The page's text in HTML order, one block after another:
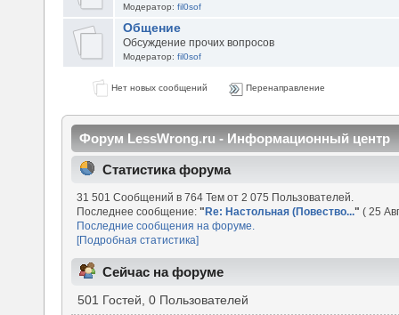
Модератор: fil0sof
Общение
Обсуждение прочих вопросов
Модератор: fil0sof
Нет новых сообщений Перенаправление
Форум LessWrong.ru - Информационный центр
Статистика форума
31 501 Сообщений в 764 Тем от 2 075 Пользователей.
Последнее сообщение:"Re: Настольная (Повество..." ( 25
Последние сообщения на форуме.
[Подробная статистика]
Сейчас на форуме
501 Гостей, 0 Пользователей